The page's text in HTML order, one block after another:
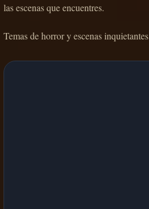
las escenas que encuentres.
Temas de horror y escenas inquietantes